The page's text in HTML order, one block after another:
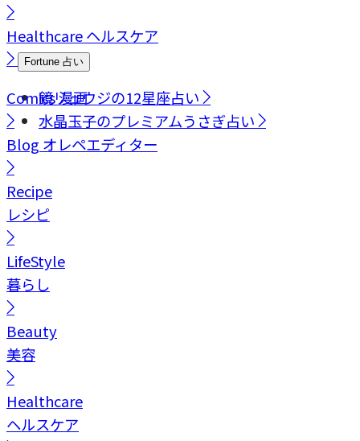
Healthcareヘルスケア
Fortune 占い
鏡リュウジの12星座占い
水晶玉子のプレミアムうさぎ占い
Comics漫画
Blog オレペエディター
Recipe
レシピ
LifeStyle
暮らし
Beauty
美容
Healthcare
ヘルスケア